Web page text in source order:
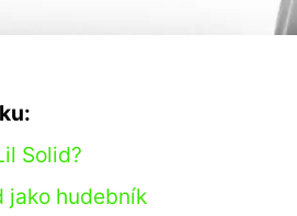
Solid?
jako hudebník